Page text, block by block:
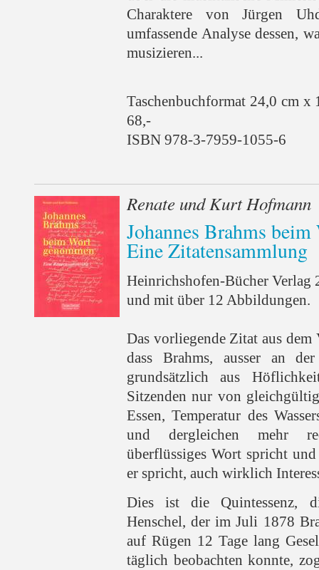
Charaktere von Jürgen
umfassende Analyse dessen,
musizieren...
Taschenbuchformat 24,0 cm
68,-
ISBN 978-3-7959-1055-6
Renate und Kurt Hofmann
Johannes Brahms
Eine Zitatensammlung
Heinrichshofen-Bücher Verlag
und mit über 12 Abbildungen.
Das vorliegende Zitat aus
dass Brahms, ausser an
grundsätzlich aus
Sitzenden nur von
Essen, Temperatur des
und dergleichen mehr
überflüssiges Wort spricht
er spricht, auch wirklich
Dies ist die Quintessenz,
Henschel, der im Juli 1878
auf Rügen 12 Tage lang
täglich beobachten konnte,